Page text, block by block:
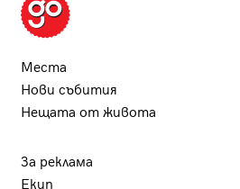
Места
Нови събития
Нещата от живота
За реклама
Екип